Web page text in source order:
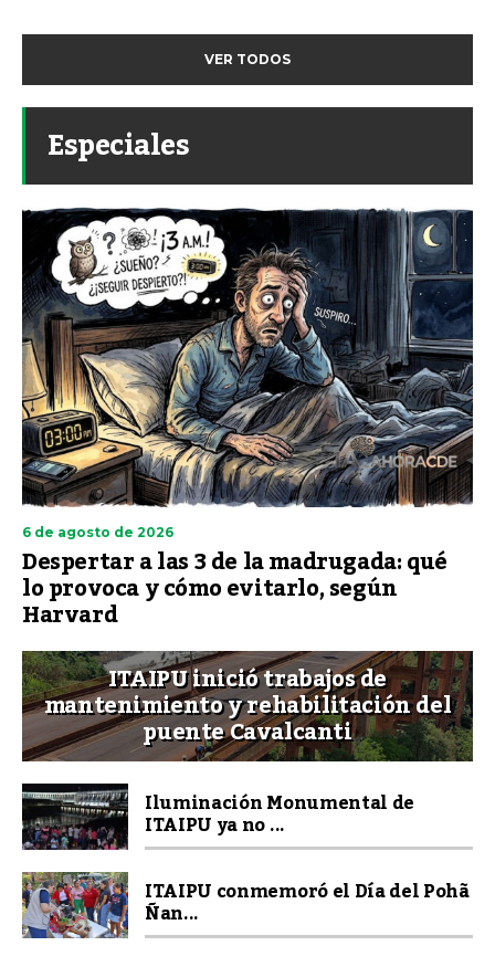
VER TODOS
Especiales
6 de agosto de 2026
Despertar a las 3 de la madrugada: qué
lo provoca y cómo evitarlo, según
Harvard
ITAIPU inició trabajos de
mantenimiento y rehabilitación del
puente Cavalcanti
Iluminación Monumental de
ITAIPU ya no ...
ITAIPU conmemoró el Día del Pohã
Ñan...